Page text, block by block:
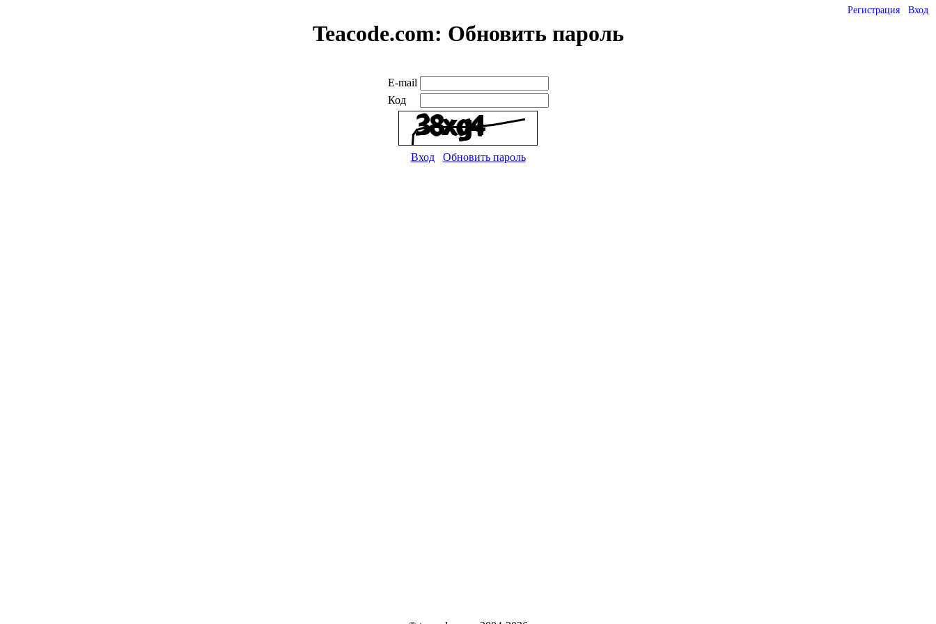
Регистрация Вход
Teacode.com: Обновить пароль
E-mail
Код
Вход Обновить пароль